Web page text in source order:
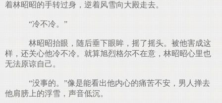
着林昭昭的手转过身，逆着风雪向大殿走去。
“冷不冷。”
林昭昭抬眼，随后垂下眼眸，摇了摇头。被他害成这
样，还关心他冷不冷。就算旭烈格尔不在意，林昭昭心里也
无法原谅自己。
“没事的。”像是能看出他内心的痛苦不安，男人掸去
他肩膀上的浮雪，声音低沉。